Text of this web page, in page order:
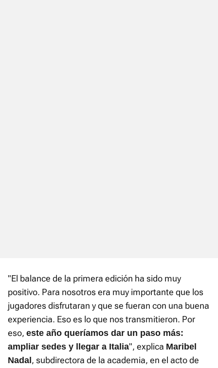
"El balance de la primera edición ha sido muy
positivo. Para nosotros era muy importante que los
jugadores disfrutaran y que se fueran con una buena
experiencia. Eso es lo que nos transmitieron. Por
eso, este año queríamos dar un paso más:
ampliar sedes y llegar a Italia", explica Maribel
Nadal , subdirectora de la academia, en el acto de